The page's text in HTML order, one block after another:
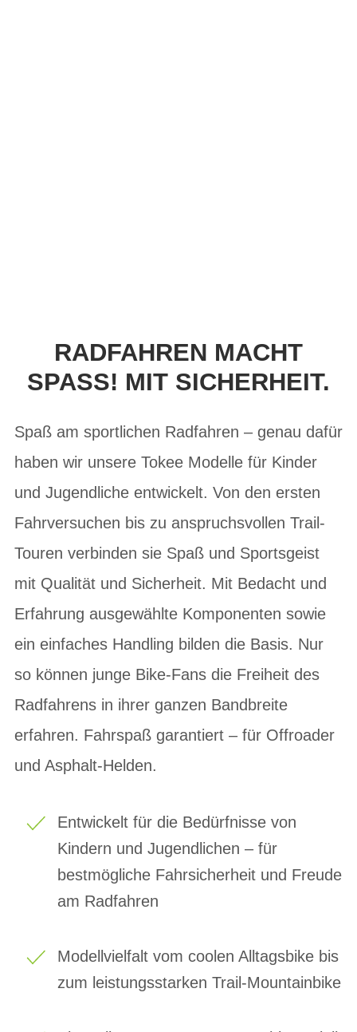
RADFAHREN MACHT
SPASS! MIT SICHERHEIT.
Spaß am sportlichen Radfahren – genau dafür
haben wir unsere Tokee Modelle für Kinder
und Jugendliche entwickelt. Von den ersten
Fahrversuchen bis zu anspruchsvollen Trail-
Touren verbinden sie Spaß und Sportsgeist
mit Qualität und Sicherheit. Mit Bedacht und
Erfahrung ausgewählte Komponenten sowie
ein einfaches Handling bilden die Basis. Nur
so können junge Bike-Fans die Freiheit des
Radfahrens in ihrer ganzen Bandbreite
erfahren. Fahrspaß garantiert – für Offroader
und Asphalt-Helden.
Entwickelt für die Bedürfnisse von
Kindern und Jugendlichen – für
bestmögliche Fahrsicherheit und Freude
am Radfahren
Modellvielfalt vom coolen Alltagsbike bis
zum leistungsstarken Trail-Mountainbike